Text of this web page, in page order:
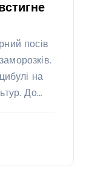
посів
на
До…